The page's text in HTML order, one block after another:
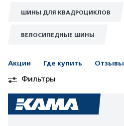
ШИНЫ ДЛЯ КВАДРОЦИКЛОВ
ВЕЛОСИПЕДНЫЕ ШИНЫ
Акции Где купить Отзывы
Фильтры